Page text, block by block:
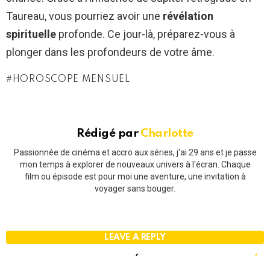
Taureau, vous pourriez avoir une révélation
spirituelle profonde. Ce jour-là, préparez-vous à
plonger dans les profondeurs de votre âme.
HOROSCOPE MENSUEL
Rédigé par Charlotte
Passionnée de cinéma et accro aux séries, j'ai 29 ans et je passe
mon temps à explorer de nouveaux univers à l'écran. Chaque
film ou épisode est pour moi une aventure, une invitation à
voyager sans bouger.
LEAVE A REPLY